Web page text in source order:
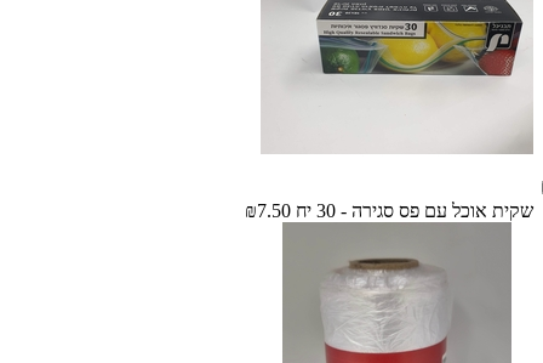
שקית אוכל עם פס סגירה - 30 יח ₪7.50